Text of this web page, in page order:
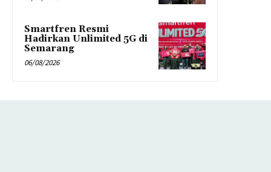
Smartfren Resmi
Hadirkan Unlimited 5G di
Semarang
06/08/2026